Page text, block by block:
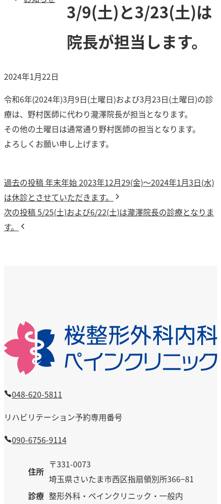
3/9(土)と3/23(土)は
院長が担当します。
2024年1月22日
令和6年(2024年)3月9日(土曜日)および3月23日(土曜日)の診
療は、野村医師に代わり瀧澤院長が担当となります。
その他の土曜日は通常通り野村医師の担当となります。
よろしくお願い申し上げます。
投
稿
ナ
ョ
過去の投稿 過
去
の
年末年始 2023年12月29(金)〜2024年1月3日(水)
は休診とさせていただきます。
次の投稿 次
5/25(土)および6/22(土)は瀧澤院長の診療となりま
す。
048-620-5811
リハビリテーション予約専用番号
090-6756-9114
住所
〒331-0073
埼玉県さいたま市西区指扇領別所366−81
診療 整形外科・ペインクリニック・一般内